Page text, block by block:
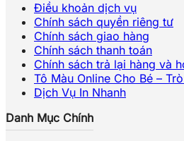
Điều khoản dịch vụ
Chính sách quyền riêng tư
Chính sách giao hàng
Chính sách thanh toán
Chính sách trả lại hàng và
Tô Màu Online Cho Bé –
Dịch Vụ In Nhanh
Danh Mục Chính